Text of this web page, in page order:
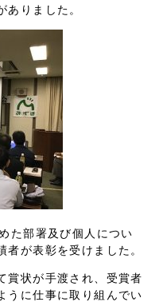
ありました。
た部署及び個人につい
が表彰を受けました。
賞状が手渡され、受賞者
うに仕事に取り組んでい